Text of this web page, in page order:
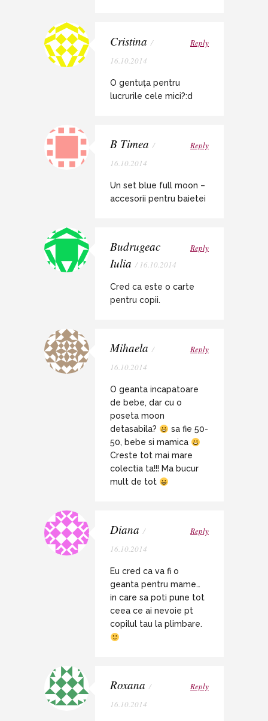
Cristina /
16.10.2014
Reply
O gentuța pentru
lucrurile cele mici?:d
B Timea /
16.10.2014
Reply
Un set blue full moon –
accesorii pentru baietei
Budrugeac
Iulia / 16.10.2014
Reply
Cred ca este o carte
pentru copii.
Mihaela /
16.10.2014
Reply
O geanta incapatoare
de bebe, dar cu o
poseta moon
detasabila?
sa fie 50-
50, bebe si mamica
Creste tot mai mare
colectia ta!!! Ma bucur
mult de tot
Diana /
16.10.2014
Reply
Eu cred ca va fi o
geanta pentru mame…
in care sa poti pune tot
ceea ce ai nevoie pt
copilul tau la plimbare.
Roxana /
16.10.2014
Reply